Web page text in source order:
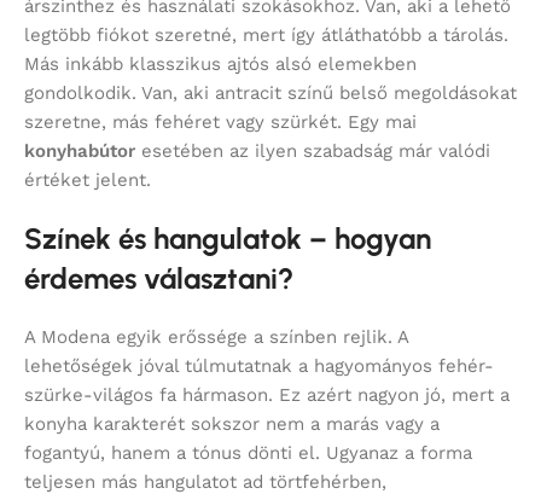
árszinthez és használati szokásokhoz. Van, aki a lehető
legtöbb fiókot szeretné, mert így átláthatóbb a tárolás.
Más inkább klasszikus ajtós alsó elemekben
gondolkodik. Van, aki antracit színű belső megoldásokat
szeretne, más fehéret vagy szürkét. Egy mai
konyhabútor esetében az ilyen szabadság már valódi
értéket jelent.
Színek és hangulatok – hogyan
érdemes választani?
A Modena egyik erőssége a színben rejlik. A
lehetőségek jóval túlmutatnak a hagyományos fehér-
szürke-világos fa hármason. Ez azért nagyon jó, mert a
konyha karakterét sokszor nem a marás vagy a
fogantyú, hanem a tónus dönti el. Ugyanaz a forma
teljesen más hangulatot ad törtfehérben,